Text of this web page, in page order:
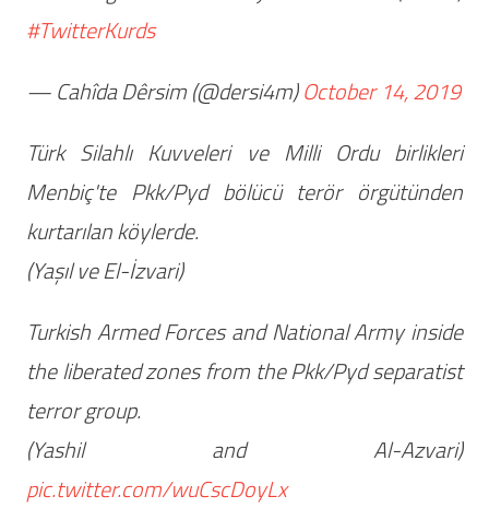
#TwitterKurds
— Cahîda Dêrsim (@dersi4m)October 14, 2019
Türk Silahlı Kuvveleri ve Milli Ordu birlikleri
Menbiç'te Pkk/Pyd bölücü terör örgütünden
kurtarılan köylerde.
(Yaşıl ve El-İzvari)
Turkish Armed Forces and National Army inside
the liberated zones from the Pkk/Pyd separatist
terror group.
(Yashil and Al-Azvari)
pic.twitter.com/wuCscDoyLx